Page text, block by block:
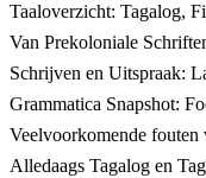
Taaloverzicht: Tagalog,
Van Prekoloniale
Schrijven en Uitspraak:
Grammatica Snapshot:
Veelvoorkomende fouten
Alledaags Tagalog en